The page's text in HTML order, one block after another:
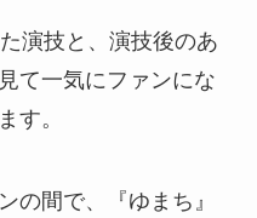
演技と、演技後のあ
て一気にファンにな
す。
の間で、『ゆまち』